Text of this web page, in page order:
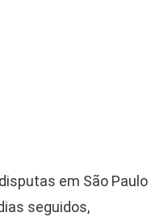
em São Paulo
seguidos,